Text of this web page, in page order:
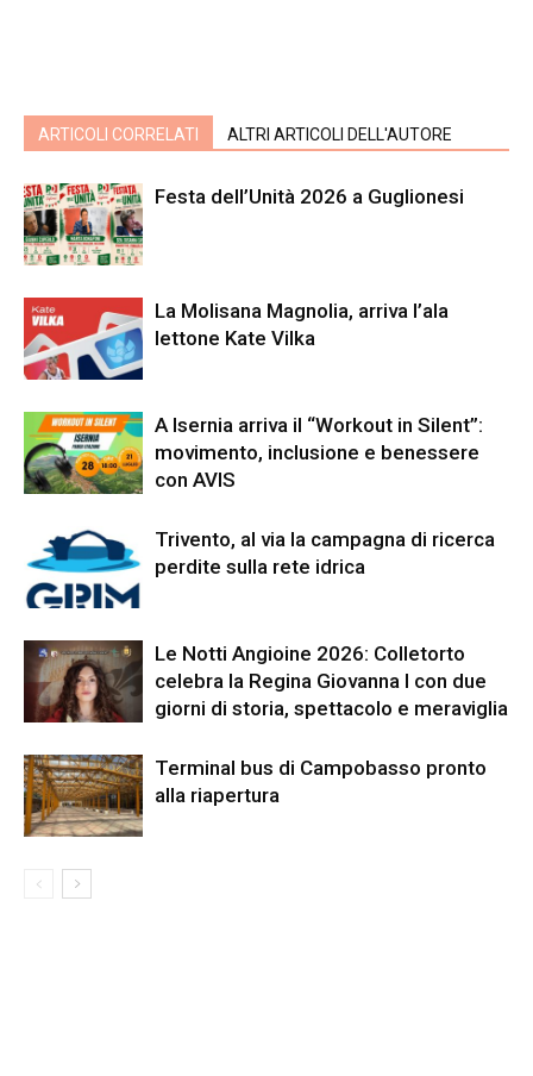
ARTICOLI CORRELATI ALTRI ARTICOLI DELL'AUTORE
Festa dell’Unità 2026 a Guglionesi
La Molisana Magnolia, arriva l’ala
lettone Kate Vilka
A Isernia arriva il “Workout in Silent”:
movimento, inclusione e benessere
con AVIS
Trivento, al via la campagna di ricerca
perdite sulla rete idrica
Le Notti Angioine 2026: Colletorto
celebra la Regina Giovanna I con due
giorni di storia, spettacolo e meraviglia
Terminal bus di Campobasso pronto
alla riapertura